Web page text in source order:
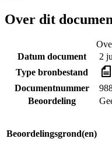
Over dit
Datum document
2
Type bronbestand
Documentnummer
Beoordeling
Beoordelingsgrond(en)